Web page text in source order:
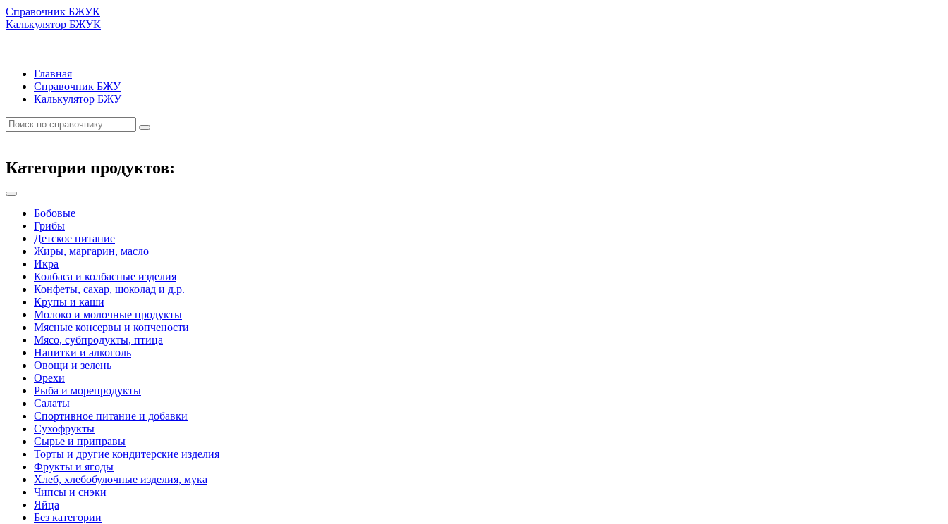
Справочник БЖУК
Калькулятор БЖУК
Главная
Справочник БЖУ
Калькулятор БЖУ
Категории продуктов:
Бобовые
Грибы
Детское питание
Жиры, маргарин, масло
Икра
Колбаса и колбасные изделия
Конфеты, сахар, шоколад и д.р.
Крупы и каши
Молоко и молочные продукты
Мясные консервы и копчености
Мясо, субпродукты, птица
Напитки и алкоголь
Овощи и зелень
Орехи
Рыба и морепродукты
Салаты
Спортивное питание и добавки
Сухофрукты
Сырье и приправы
Торты и другие кондитерские изделия
Фрукты и ягоды
Хлеб, хлебобулочные изделия, мука
Чипсы и снэки
Яйца
Без категории